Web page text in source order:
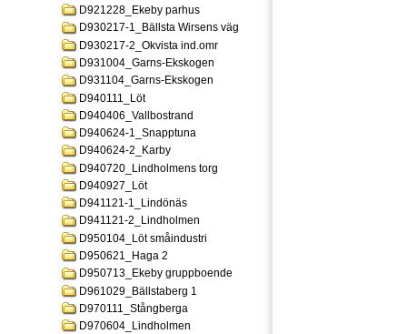
D921228_Ekeby parhus
D930217-1_Bällsta Wirsens väg
D930217-2_Okvista ind.omr
D931004_Garns-Ekskogen
D931104_Garns-Ekskogen
D940111_Löt
D940406_Vallbostrand
D940624-1_Snapptuna
D940624-2_Karby
D940720_Lindholmens torg
D940927_Löt
D941121-1_Lindönäs
D941121-2_Lindholmen
D950104_Löt småindustri
D950621_Haga 2
D950713_Ekeby gruppboende
D961029_Bällstaberg 1
D970111_Stångberga
D970604_Lindholmen